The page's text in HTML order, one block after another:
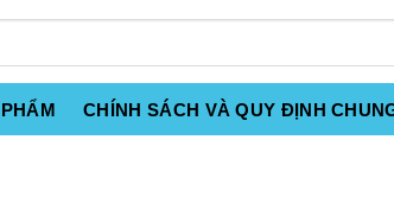
CHÍNH SÁCH VÀ QUY ĐỊNH